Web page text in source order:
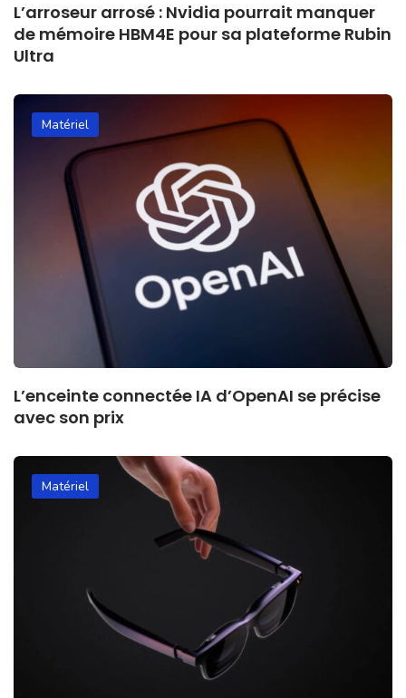
L’arroseur arrosé : Nvidia pourrait manquer
de mémoire HBM4E pour sa plateforme Rubin
Ultra
Matériel
L’enceinte connectée IA d’OpenAI se précise
avec son prix
Matériel